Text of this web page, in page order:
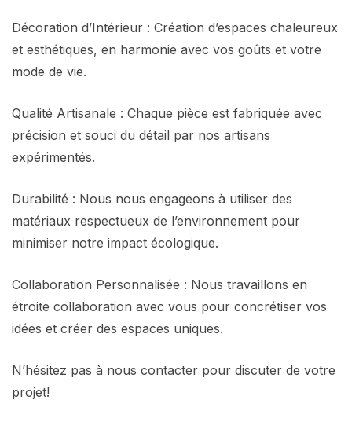
Décoration d’Intérieur : Création d’espaces chaleureux
et esthétiques, en harmonie avec vos goûts et votre
mode de vie.
Qualité Artisanale : Chaque pièce est fabriquée avec
précision et souci du détail par nos artisans
expérimentés.
Durabilité : Nous nous engageons à utiliser des
matériaux respectueux de l’environnement pour
minimiser notre impact écologique.
Collaboration Personnalisée : Nous travaillons en
étroite collaboration avec vous pour concrétiser vos
idées et créer des espaces uniques.
N’hésitez pas à nous contacter pour discuter de votre
projet!